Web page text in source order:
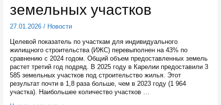
отношений
земельных участков
27.01.2026/ Новости
Целевой показатель по участкам для индивидуального
жилищного строительства (ИЖС) перевыполнен на 43% по
сравнению с 2024 годом. Общий объем предоставленных земель
растет третий год подряд. В 2025 году в Карелии предоставили 3
585 земельных участков под строительство жилья. Этот
результат почти в 1,8 раза больше, чем в 2023 году (1 964
участка). Наибольшее количество участков …